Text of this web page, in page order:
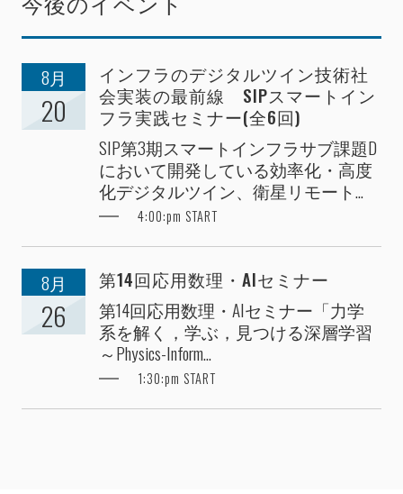
8月
20
インフラのデジタルツイン技術社
会実装の最前線 SIPスマートイン
フラ実践セミナー(全6回)
SIP第3期スマートインフラサブ課題D
において開発している効率化・高度
化デジタルツイン、衛星リモート...
4:00:pm START
8月
26
第14回応用数理・AIセミナー
第14回応用数理・AIセミナー「力学
系を解く，学ぶ，見つける深層学習
～Physics-Inform...
1:30:pm START